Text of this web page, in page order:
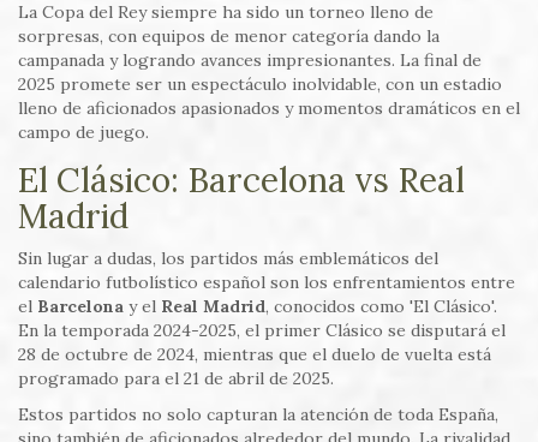
La Copa del Rey siempre ha sido un torneo lleno de
sorpresas, con equipos de menor categoría dando la
campanada y logrando avances impresionantes. La final de
2025 promete ser un espectáculo inolvidable, con un estadio
lleno de aficionados apasionados y momentos dramáticos en el
campo de juego.
El Clásico: Barcelona vs Real
Madrid
Sin lugar a dudas, los partidos más emblemáticos del
calendario futbolístico español son los enfrentamientos entre
el Barcelona y el Real Madrid, conocidos como 'El Clásico'.
En la temporada 2024-2025, el primer Clásico se disputará el
28 de octubre de 2024, mientras que el duelo de vuelta está
programado para el 21 de abril de 2025.
Estos partidos no solo capturan la atención de toda España,